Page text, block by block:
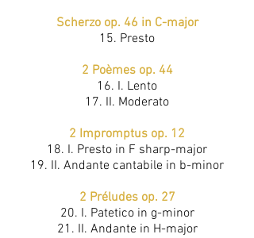
Scherzo op. 46 in C-major
15. Presto
2 Poèmes op. 44
16. I. Lento
17. II. Moderato
2 Impromptus op. 12
18. I. Presto in F sharp-major
19. II. Andante cantabile in b-minor
2 Préludes op. 27
20. I. Patetico in g-minor
21. II. Andante in H-major